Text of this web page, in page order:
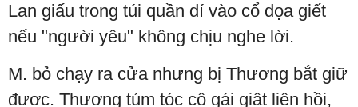
Lan giấu trong túi quần dí vào cổ dọa giết
nếu "người yêu" không chịu nghe lời.
M. bỏ chạy ra cửa nhưng bị Thương bắt giữ
được. Thương túm tóc cô gái giật liên hồi,